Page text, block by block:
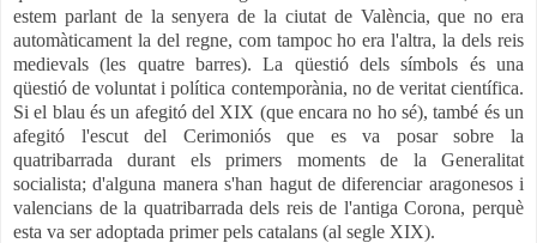
estem parlant de la senyera de la ciutat de València, que no era
automàticament la del regne, com tampoc ho era l'altra, la dels reis
medievals (les quatre barres). La qüestió dels símbols és una
qüestió de voluntat i política contemporània, no de veritat científica.
Si el blau és un afegitó del XIX (que encara no ho sé), també és un
afegitó l'escut del Cerimoniós que es va posar sobre la
quatribarrada durant els primers moments de la Generalitat
socialista; d'alguna manera s'han hagut de diferenciar aragonesos i
valencians de la quatribarrada dels reis de l'antiga Corona, perquè
esta va ser adoptada primer pels catalans (al segle XIX).